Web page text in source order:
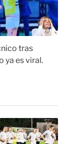
tras
ya es viral.